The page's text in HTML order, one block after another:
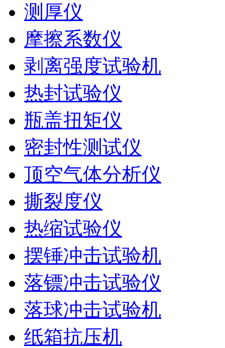
测厚仪
摩擦系数仪
剥离强度试验机
热封试验仪
瓶盖扭矩仪
密封性测试仪
顶空气体分析仪
撕裂度仪
热缩试验仪
摆锤冲击试验机
落镖冲击试验仪
落球冲击试验机
纸箱抗压机